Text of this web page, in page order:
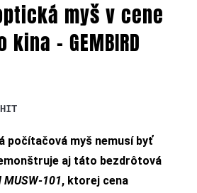
myš v cene
– GEMBIRD
počítačová myš nemusí byť
aj táto bezdrôtová
MUSW-101, ktorej cena